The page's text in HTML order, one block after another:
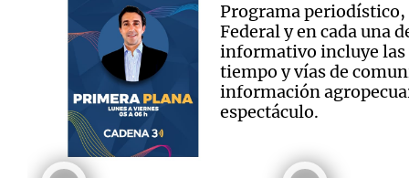
Programa periodístico,
Federal y en cada una
informativo incluye las
tiempo y vías de
información
espectáculo.